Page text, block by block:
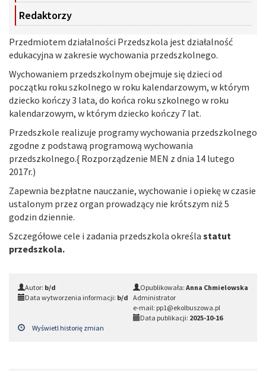
Redaktorzy
Przedmiotem działalności Przedszkola jest działalność
edukacyjna w zakresie wychowania przedszkolnego.
Wychowaniem przedszkolnym obejmuje się dzieci od
początku roku szkolnego w roku kalendarzowym, w którym
dziecko kończy 3 lata, do końca roku szkolnego w roku
kalendarzowym, w którym dziecko kończy 7 lat.
Przedszkole realizuje programy wychowania przedszkolnego
zgodne z podstawą programową wychowania
przedszkolnego.{ Rozporządzenie MEN z dnia 14 lutego
2017r.)
Zapewnia bezpłatne nauczanie, wychowanie i opiekę w czasie
ustalonym przez organ prowadzący nie krótszym niż 5
godzin dziennie.
Szczegółowe cele i zadania przedszkola określa statut
przedszkola.
Autor: b/d
Data wytworzenia informacji: b/d
Opublikowała: Anna Chmielowska
Administrator
e-mail: pp1@ekolbuszowa.pl
Data publikacji: 2025-10-16
Wyświetl historię zmian